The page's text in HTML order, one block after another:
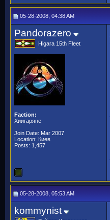
05-28-2008, 04:38 AM
Pandorazero
Higara 15th Fleet
Faction:
Хиигаряне
Join Date: Mar 2007
Location: Киев
Posts: 1,457
05-28-2008, 05:53 AM
kommynist